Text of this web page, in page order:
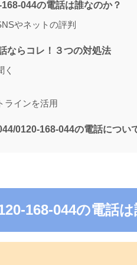
044の電話は誰なのか？
やネットの評判
ならコレ！３つの対処法
く
インを活用
0120-168-044の電話につい
168-044の電話